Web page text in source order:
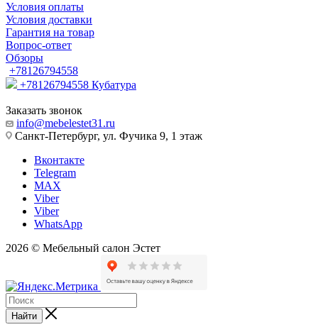
Условия оплаты
Условия доставки
Гарантия на товар
Вопрос-ответ
Обзоры
+78126794558
+78126794558 Кубатура
Заказать звонок
info@mebelestet31.ru
Санкт-Петербург, ул. Фучика 9, 1 этаж
Вконтакте
Telegram
MAX
Viber
Viber
WhatsApp
2026 © Мебельный салон Эстет
Найти